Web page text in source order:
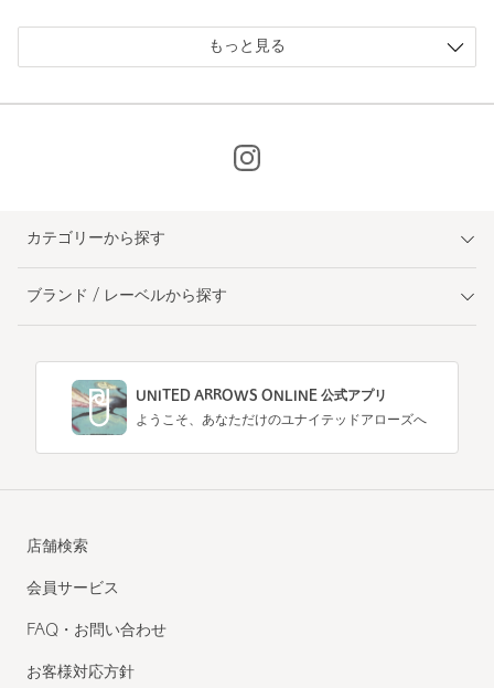
もっと見る
カテゴリーから探す
ブランド / レーベルから探す
UNITED ARROWS ONLINE 公式アプリ
ようこそ、あなただけのユナイテッドアローズへ
店舗検索
会員サービス
FAQ・お問い合わせ
お客様対応方針